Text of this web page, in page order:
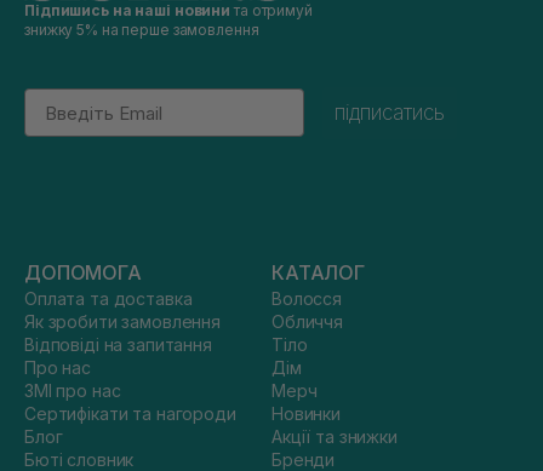
Підпишись на наші новини та отримуй
знижку 5% на перше замовлення
Email
підписатись
ДОПОМОГА
Оплата та доставка
Як зробити замовлення
Відповіді на запитання
Про нас
ЗМІ про нас
Сертифікати та нагороди
Блог
Бюті словник
КАТАЛОГ
Волосся
Обличчя
Тіло
Дім
Мерч
Новинки
Акції та знижки
Бренди